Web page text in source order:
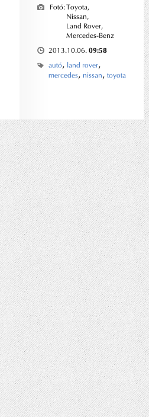
Fotó:Toyota,
Nissan,
Land Rover,
Mercedes-Benz
2013.10.06. 09:58
autó, land rover,
mercedes, nissan, toyota